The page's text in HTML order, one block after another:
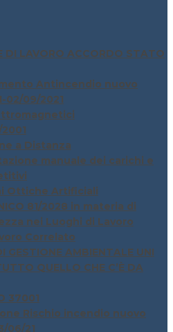
DI LAVORO ACCORDO STATO
Antincendio nuovo
02/09/2021
a Distanza
manuale dei carichi e
Ottiche Artificiali
81/2028 in materia di
nei Luoghi di Lavoro
Correlato
GESTIONE AMBIENTALE UNI
QUELLO CHE C’È DA
37001
Rischio incendio nuovo
06/21